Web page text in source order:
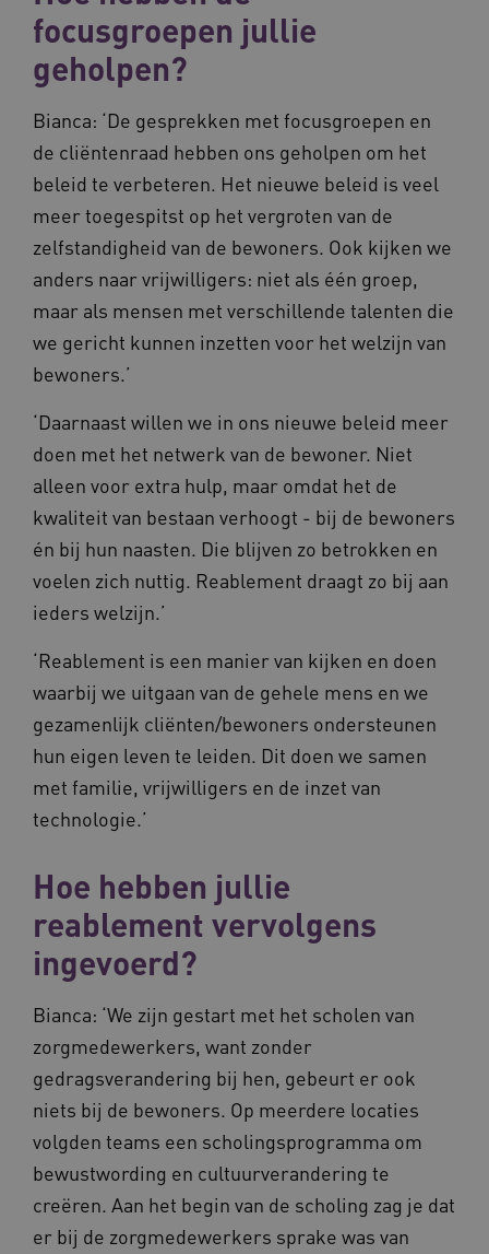
focusgroepen jullie
geholpen?
Bianca: ‘De gesprekken met focusgroepen en
de cliëntenraad hebben ons geholpen om het
beleid te verbeteren. Het nieuwe beleid is veel
meer toegespitst op het vergroten van de
zelfstandigheid van de bewoners. Ook kijken we
anders naar vrijwilligers: niet als één groep,
maar als mensen met verschillende talenten die
we gericht kunnen inzetten voor het welzijn van
bewoners.’
‘Daarnaast willen we in ons nieuwe beleid meer
doen met het netwerk van de bewoner. Niet
alleen voor extra hulp, maar omdat het de
kwaliteit van bestaan verhoogt - bij de bewoners
én bij hun naasten. Die blijven zo betrokken en
voelen zich nuttig. Reablement draagt zo bij aan
ieders welzijn.’
‘Reablement is een manier van kijken en doen
waarbij we uitgaan van de gehele mens en we
gezamenlijk cliënten/bewoners ondersteunen
hun eigen leven te leiden. Dit doen we samen
met familie, vrijwilligers en de inzet van
technologie.’
Hoe hebben jullie
reablement vervolgens
ingevoerd?
Bianca: ‘We zijn gestart met het scholen van
zorgmedewerkers, want zonder
gedragsverandering bij hen, gebeurt er ook
niets bij de bewoners. Op meerdere locaties
volgden teams een scholingsprogramma om
bewustwording en cultuurverandering te
creëren. Aan het begin van de scholing zag je dat
er bij de zorgmedewerkers sprake was van
__Secure-ROLLOUT_TOKEN
ARRAffinity
Microsoft Corporation
.waardigheidentrots.nl
CookieScriptConsent
CookieScript
www.waardigheidentrots.nl
AWSALBCORS
Amazon.com Inc.
VISITOR_PRIVACY_METADATA
vilans.blueconic.net
__Secure-YNID .youtube.com
FPLC .waardigheidentrots.nl
Google Privacy Policy